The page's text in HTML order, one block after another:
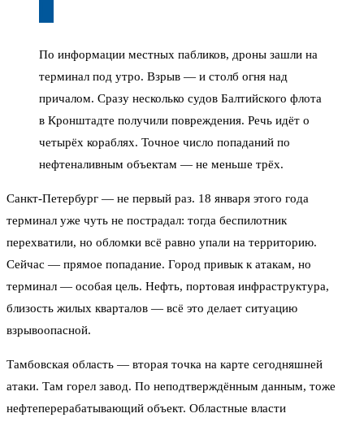
По информации местных пабликов, дроны зашли на
терминал под утро. Взрыв — и столб огня над
причалом. Сразу несколько судов Балтийского флота
в Кронштадте получили повреждения. Речь идёт о
четырёх кораблях. Точное число попаданий по
нефтеналивным объектам — не меньше трёх.
Санкт-Петербург — не первый раз. 18 января этого года
терминал уже чуть не пострадал: тогда беспилотник
перехватили, но обломки всё равно упали на территорию.
Сейчас — прямое попадание. Город привык к атакам, но
терминал — особая цель. Нефть, портовая инфраструктура,
близость жилых кварталов — всё это делает ситуацию
взрывоопасной.
Тамбовская область — вторая точка на карте сегодняшней
атаки. Там горел завод. По неподтверждённым данным, тоже
нефтеперерабатывающий объект. Областные власти